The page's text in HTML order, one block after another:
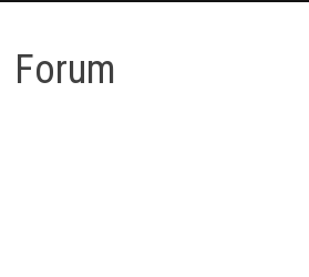
Forum